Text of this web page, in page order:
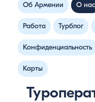
Об Армении О нас
Работа Турблог
Конфиденциальность
Карты